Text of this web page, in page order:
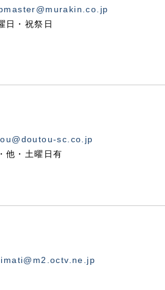
日・祝祭日
sc.co.jp
他・土曜日有